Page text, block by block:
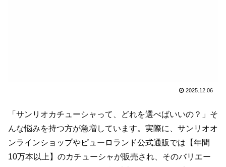
2025.12.06
「サンリオカチューシャって、どれを選べばいいの？」そ
んな悩みを持つ方が急増しています。実際に、サンリオオ
ンラインショップやピューロランド公式通販では【年間
10万本以上】のカチューシャが販売され、そのバリエー